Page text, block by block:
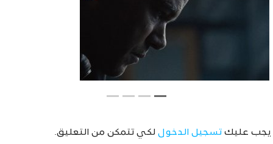
يجب عليك تسجيل الدخول لكي تتمكن من التعليق.